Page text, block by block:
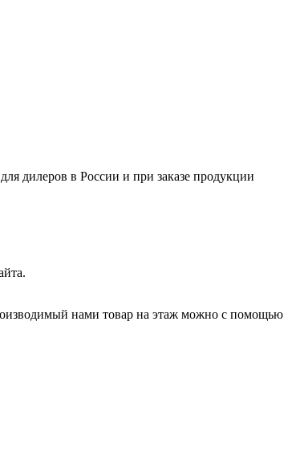
дилеров в России и при заказе продукции
нами товар на этаж можно с помощью